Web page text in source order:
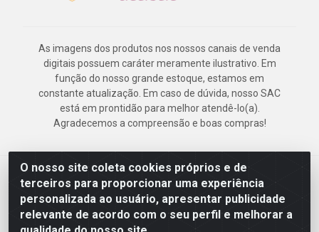
O nosso site coleta cookies próprios e de
terceiros para proporcionar uma experiência
personalizada ao usuário, apresentar publicidade
relevante de acordo com o seu perfil e melhorar a
As imagens dos produtos nos nossos canais de venda
digitais possuem caráter meramente ilustrativo. Em
função do nosso grande estoque, estamos em
constante atualização. Em caso de dúvida, nosso SAC
está em prontidão para melhor atendê-lo(a).
Agradecemos a compreensão e boas compras!
Deskontão Atacado - Av. Marechal Mascarenhas de Morais, 2471 -
Imbiribeira - Recife/PE - CEP 51.150-001 - CNPJ 24.150.377/0003-
57